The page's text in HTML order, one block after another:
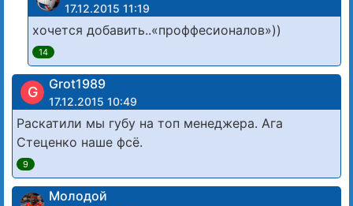
17.12.2015 11:19
хочется добавить..«проффесионалов»))
14
G Grot1989
17.12.2015 10:49
Раскатили мы губу на топ менеджера. Ага
Стеценко наше фсё.
9
Молодой